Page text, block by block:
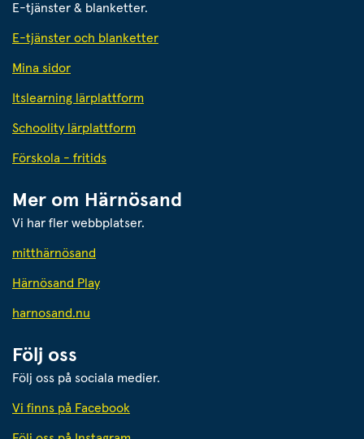
E-tjänster & blanketter.
E-tjänster och blanketter
Mina sidor
Itslearning lärplattform
Schoolity lärplattform
Förskola - fritids
Mer om Härnösand
Vi har fler webbplatser.
mitthärnösand
Härnösand Play
harnosand.nu
Följ oss
Följ oss på sociala medier.
Vi finns på Facebook